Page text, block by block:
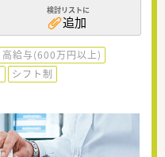
検討リストに
追加
高給与(600万円以上)
シフト制